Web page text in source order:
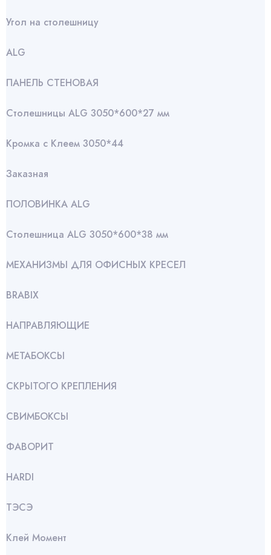
Угол на столешницу
АLG
ПАНЕЛЬ СТЕНОВАЯ
Столешницы ALG 3050*600*27 мм
Кромка с Клеем 3050*44
Заказная
ПОЛОВИНКА ALG
Столешница ALG 3050*600*38 мм
МЕХАНИЗМЫ ДЛЯ ОФИСНЫХ КРЕСЕЛ
BRABIX
НАПРАВЛЯЮЩИЕ
МЕТАБОКСЫ
СКРЫТОГО КРЕПЛЕНИЯ
СВИМБОКСЫ
ФАВОРИТ
HARDI
ТЭСЭ
Клей Момент